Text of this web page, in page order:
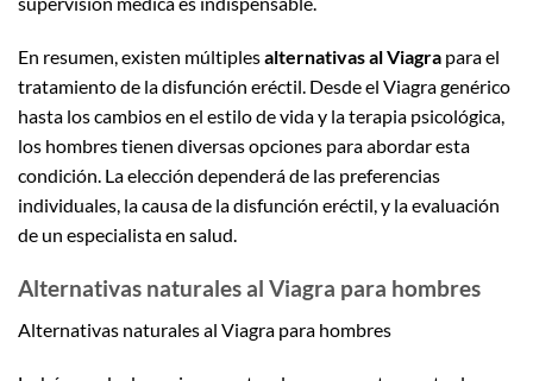
En resumen, existen múltiplesalternativas al Viagra para el
tratamiento de la disfunción eréctil. Desde el Viagra genérico
hasta los cambios en el estilo de vida y la terapia psicológica,
los hombres tienen diversas opciones para abordar esta
condición. La elección dependerá de las preferencias
individuales, la causa de la disfunción eréctil, y la evaluación
de un especialista en salud.
Alternativas naturales al Viagra para hombres
Alternativas naturales al Viagra para hombres